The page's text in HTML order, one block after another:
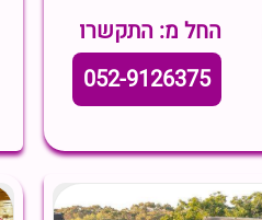
החל מ: התקשרו
052-9126375